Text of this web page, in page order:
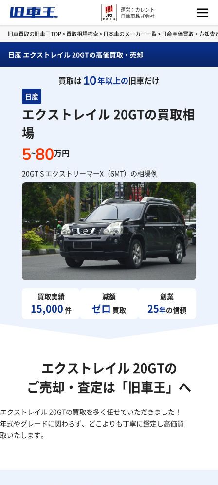
運営：カレント
自動車株式会社
旧車買取の旧車王TOP>買取相場検索> 日本車のメーカー一覧> 日産高価買取・売却査
日産 エクストレイル 20GTの高価買取・売却
買取は10年以上の旧車だけ
日産
エクストレイル 20GTの買取相
場
5~80万円
20GT S エクストリーマーX（6MT）の相場例
買取実績
15,000 件
減額
ゼロ 買取
創業
25年の信頼
エクストレイル 20GTの
ご売却・査定は「旧車王」へ
エクストレイル 20GTの買取を多く任せていただきました！
年式やグレードに関わらず、どこよりも丁寧に鑑定し高価買
取いたします。